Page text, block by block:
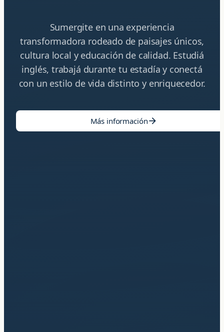
Sumergite en una experiencia
transformadora rodeado de paisajes únicos,
cultura local y educación de calidad. Estudiá
inglés, trabajá durante tu estadía y conectá
con un estilo de vida distinto y enriquecedor.
Más informaciónarrow_forward